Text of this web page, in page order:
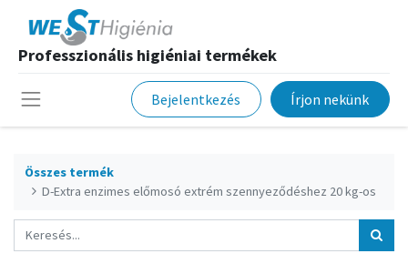
Professzionális higiéniai termékek
Bejelentkezés Írjon nekünk
Összes termék
D-Extra enzimes előmosó extrém szennyeződéshez 20 kg-os